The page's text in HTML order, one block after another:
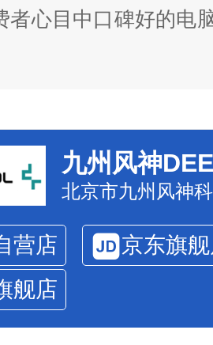
者心目中口碑好的电
九州风神
营店
京东旗
舰店